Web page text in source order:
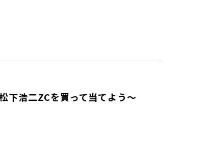
下浩二ZCを買って当てよう～